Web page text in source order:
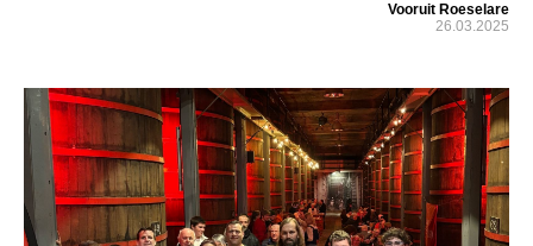
Vooruit Roeselare
26.03.2025